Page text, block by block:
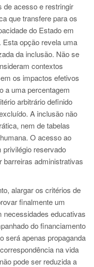
de acesso e restringir
que transfere para os
do Estado em
opção revela uma
da inclusão. Não se
contextos
os impactos efetivos
a uma percentagem
arbitrário definido
A inclusão não
nem de tabelas
O acesso ao
privilégio reservado
barreiras administrativas
alargar os critérios de
finalmente um
necessidades educativas
do financiamento
será apenas propaganda
na vida
pode ser reduzida a